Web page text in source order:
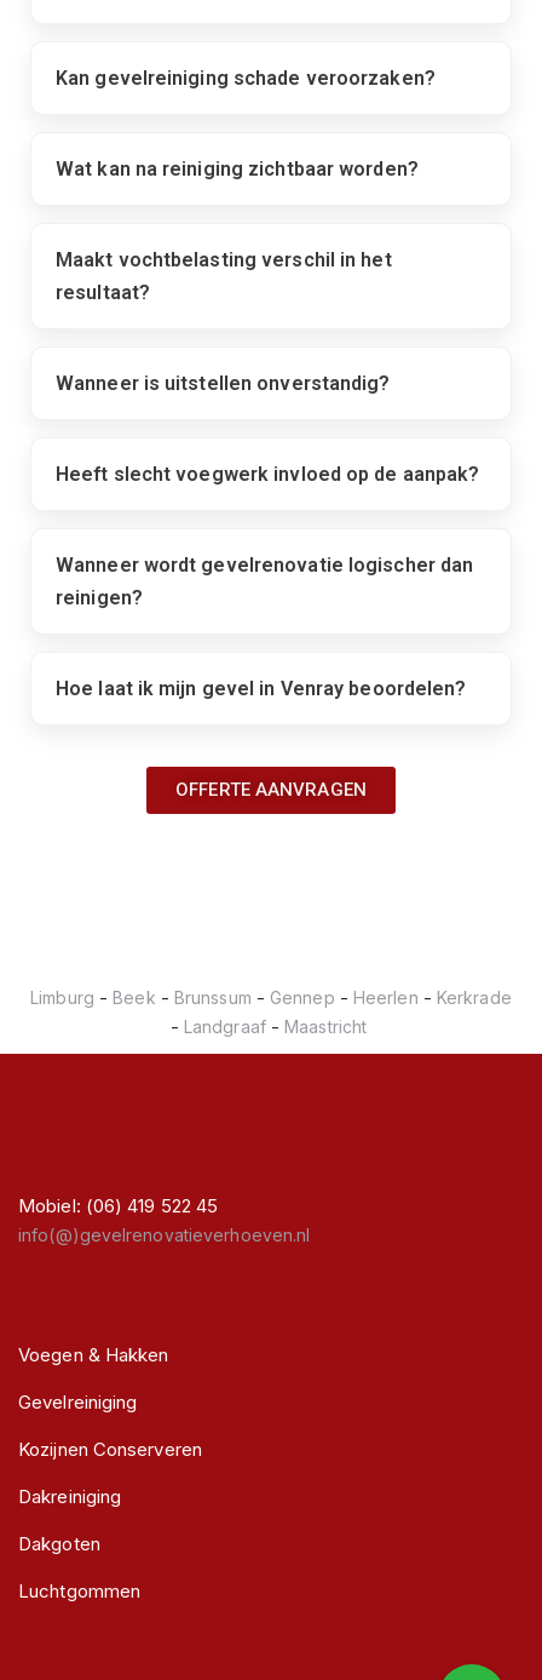
Kan gevelreiniging schade veroorzaken?
Wat kan na reiniging zichtbaar worden?
Maakt vochtbelasting verschil in het
resultaat?
Wanneer is uitstellen onverstandig?
Heeft slecht voegwerk invloed op de aanpak?
Wanneer wordt gevelrenovatie logischer dan
reinigen?
Hoe laat ik mijn gevel in Venray beoordelen?
OFFERTE AANVRAGEN
Limburg - Beek - Brunssum - Gennep - Heerlen - Kerkrade
- Landgraaf- Maastricht
Mobiel: (06) 419 522 45
info(@)gevelrenovatieverhoeven.nl
Voegen & Hakken
Gevelreiniging
Kozijnen Conserveren
Dakreiniging
Dakgoten
Luchtgommen